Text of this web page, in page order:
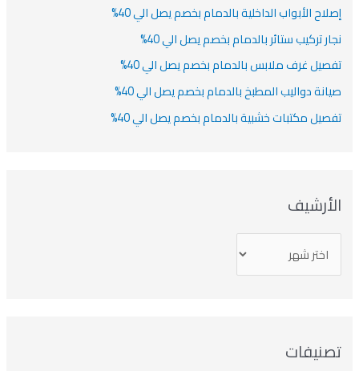
الأبواب الداخلية بالدمام بخصم يصل الي 40%
تركيب ستائر بالدمام بخصم يصل الي 40%
غرف ملابس بالدمام بخصم يصل الي 40%
دواليب المطبخ بالدمام بخصم يصل الي 40%
مكتبات خشبية بالدمام بخصم يصل الي 40%